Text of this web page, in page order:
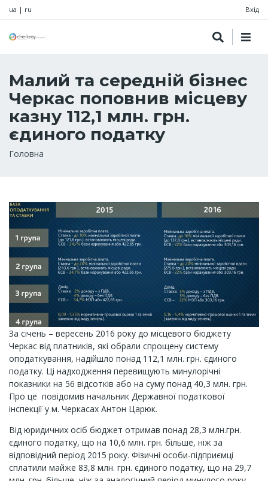
ua | ru Вхід
Малий та середній бізнес
Черкас поповнив місцеву
казну 112,1 млн. грн.
єдиного податку
Рядок
Головна
За січень – вересень 2016 року до місцевого бюджету
Черкас від платників, які обрали спрощену систему
оподаткування, надійшло понад 112,1 млн. грн. єдиного
податку. Ці надходження перевищують минулорічні
показники на 56 відсотків або на суму понад 40,3 млн. грн.
Про це повідомив начальник Державної податкової
інспекції у м. Черкасах Антон Царюк.
Від юридичних осіб бюджет отримав понад 28,3 млн.грн.
єдиного податку, що на 10,6 млн. грн. більше, ніж за
відповідний період 2015 року. Фізичні особи-підприємці
сплатили майже 83,8 млн. грн. єдиного податку, що на 29,7